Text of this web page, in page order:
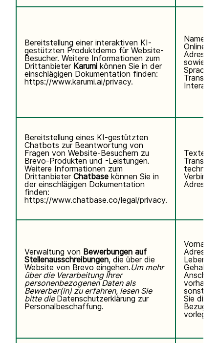
Bereitstellung einer interaktiven KI-
gestützten Produktdemo für Website-
Besucher. Weitere Informationen zum
Drittanbieter Karumi können Sie in der
einschlägigen Dokumentation finden:
https://www.karumi.ai/privacy.
Name,
Online-
sowie
Bereitstellung eines KI-gestützten
Chatbots zur Beantwortung von
Fragen von Website-Besuchern zu
Brevo-Produkten und -Leistungen.
Weitere Informationen zum
Drittanbieter Chatbase können Sie in
der einschlägigen Dokumentation
finden:
https://www.chatbase.co/legal/privacy.
Adresse,
Verwaltung von Bewerbungen auf
Stellenausschreibungen, die über die
Website von Brevo eingehen.Um mehr
über die Verarbeitung Ihrer
personenbezogenen Daten als
Bewerber(in) zu erfahren, lesen Sie
bitte die Datenschutzerklärung zur
Personalbeschaffung.
Adresse,
Sie
Bezug
vorlegen.